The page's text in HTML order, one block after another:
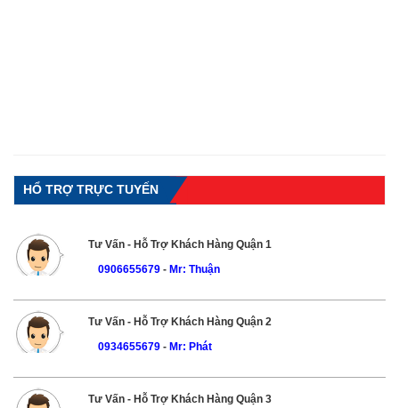
HỔ TRỢ TRỰC TUYẾN
Tư Vấn - Hỗ Trợ Khách Hàng Quận 1
0906655679 - Mr: Thuận
Tư Vấn - Hỗ Trợ Khách Hàng Quận 2
0934655679- Mr: Phát
Tư Vấn - Hỗ Trợ Khách Hàng Quận 3